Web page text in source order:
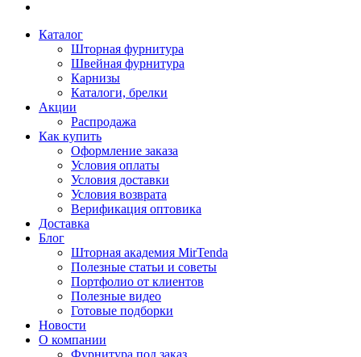
Каталог
Шторная фурнитура
Швейная фурнитура
Карнизы
Каталоги, брелки
Акции
Распродажа
Как купить
Оформление заказа
Условия оплаты
Условия доставки
Условия возврата
Верификация оптовика
Доставка
Блог
Шторная академия MirTenda
Полезные статьи и советы
Портфолио от клиентов
Полезные видео
Готовые подборки
Новости
О компании
Фурнитура под заказ